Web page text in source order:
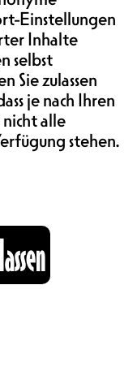
sich
von
und ist
ein
einer
bei
am
bietet
Vielzahl
Einstellungen
Inhalte
selbst
Sie zulassen
je nach Ihren
alle
stehen.